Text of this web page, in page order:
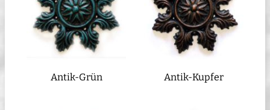
Antik-Grün Antik-Kupfer